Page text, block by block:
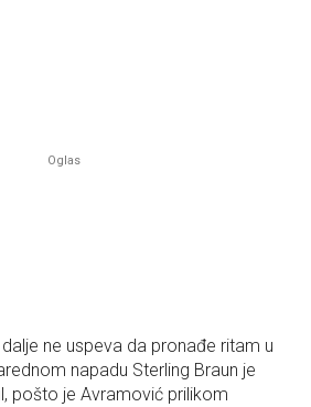
ne uspeva da pronađe ritam u
napadu Sterling Braun je
pošto je Avramović prilikom